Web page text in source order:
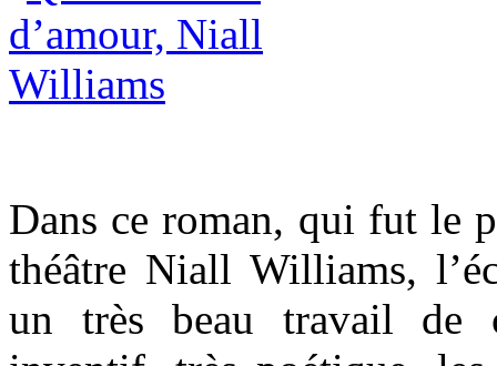
Dans ce roman, qui fut le
théâtre Niall Williams,
un très beau travail de